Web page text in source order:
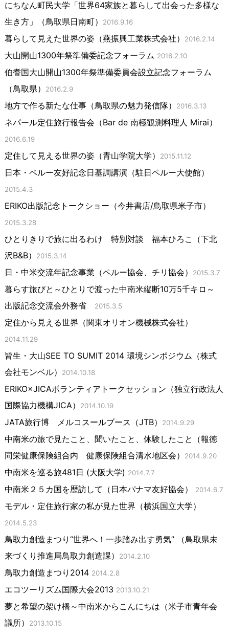
にちなん町民大学「世界64家族と暮らして出会った多様な
生き方」（鳥取県日南町）
2016.9.16
暮らして見えた世界の姿（燕振興工業株式会社） 2016.2.14
大山開山1300年祭準備委記念フォーラム 2016.2.10
伯耆国大山開山1300年祭準備委員会設立記念フォーラム
（鳥取県）
2016.2.9
地方で作る新たな仕事（鳥取県の魅力発信隊） 2016.3.13
ネパール定住旅行報告会（Bar de 南極観測料理人 Mirai）
2016.6.19
定住して見える世界の姿（青山学院大学） 2015.11.12
日本・ペルー友好記念日基調講演（駐日ペルー大使館）
2015.4.3
ERIKO出版記念トークショー（今井書店/鳥取県米子市）
2015.3.28
ひとりきりで旅に出るわけ 特別対談 福本ひろこ（下北
沢B&B）
2015.3.14
日・中米交流年記念事業（ペルー協会、チリ協会） 2015.3.7
暮らす旅びと～ひとりで渡った中南米縦断10万5千キロ～
出版記念交流会外務省
2015.3.5
定住から見える世界（関東オリオン機械株式会社）
2014.11.29
皆生・大山SEE TO SUMIT 2014 環境シンポジウム（株式
会社モンベル）
2014.10.18
ERIKO×JICAボランティアトークセッション（独立行政法人
国際協力機構JICA）
2014.10.19
JATA旅行博 メルコスールブース（JTB） 2014.9.29
中南米の旅で見たこと、聞いたこと、体験したこと（報徳
同栄健康保険組合内 健康保険組合清水地区会）
2014.9.20
中南米を巡る旅481日 (大阪大学) 2014.7.7
中南米２５カ国を歴訪して（日本パナマ友好協会） 2014.6.7
モデル・定住旅行家の私が見た世界（横浜国立大学）
2014.5.23
鳥取力創造まつり“世界へ！一歩踏み出す勇気” （鳥取県未
来づくり推進局鳥取力創造課）
2014.2.10
鳥取力創造まつり2014 2014.2.8
エコツーリズム国際大会2013 2013.10.21
夢と希望の架け橋～中南米からこんにちは（米子市青年会
議所）
2013.10.15